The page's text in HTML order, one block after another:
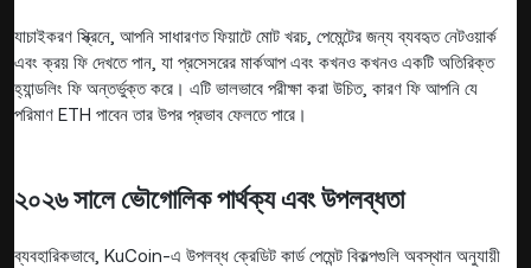
যাচাইকরণ স্ক্রিনে, আপনি সাধারণত ফিয়াটে মোট খরচ, পেমেন্টের জন্য ব্যবহৃত নেটওয়ার্ক
এবং ক্রয় ফি দেখতে পান, যা প্রসেসরের মার্কআপ এবং কখনও কখনও একটি অতিরিক্ত
হ্যান্ডলিং ফি অন্তর্ভুক্ত করে। এটি ভালভাবে পরীক্ষা করা উচিত, কারণ ফি আপনি যে
পরিমাণ ETH পাবেন তার উপর প্রভাব ফেলতে পারে।
২০২৬ সালে ভৌগোলিক পার্থক্য এবং উপলব্ধতা
ব্যবহারিকভাবে, KuCoin-এ উপলব্ধ ক্রেডিট কার্ড পেমেন্ট বিকল্পগুলি অবস্থান অনুযায়ী